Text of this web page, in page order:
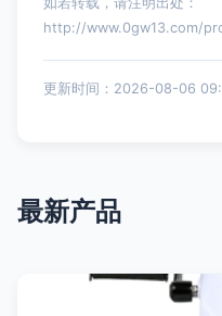
http://www.0gw13.com/
更新时间：2026-08-06
最新产品